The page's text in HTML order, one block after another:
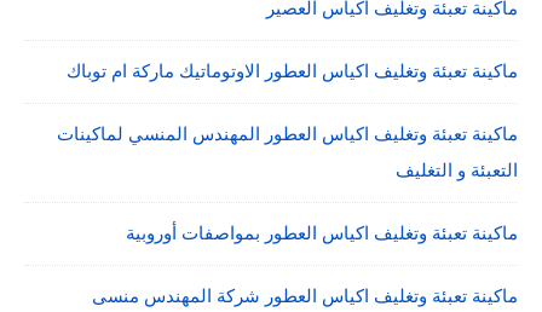
ماكينة تعبئة وتغليف أكياس العصير
ماكينة تعبئة وتغليف اكياس العطور الاوتوماتيك ماركة ام توباك
ماكينة تعبئة وتغليف اكياس العطور المهندس المنسي لماكينات
التعبئة و التغليف
ماكينة تعبئة وتغليف اكياس العطور بمواصفات أوروبية
ماكينة تعبئة وتغليف اكياس العطور شركة المهندس منسى